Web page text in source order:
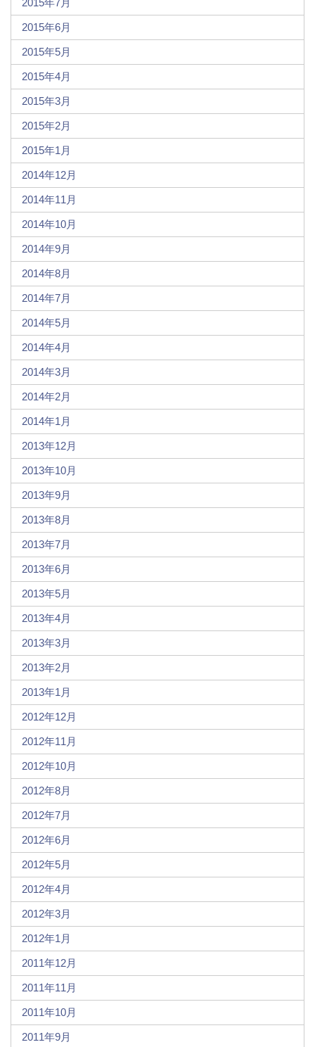
2015年6月
2015年5月
2015年4月
2015年3月
2015年2月
2015年1月
2014年12月
2014年11月
2014年10月
2014年9月
2014年8月
2014年7月
2014年5月
2014年4月
2014年3月
2014年2月
2014年1月
2013年12月
2013年10月
2013年9月
2013年8月
2013年7月
2013年6月
2013年5月
2013年4月
2013年3月
2013年2月
2013年1月
2012年12月
2012年11月
2012年10月
2012年8月
2012年7月
2012年6月
2012年5月
2012年4月
2012年3月
2012年1月
2011年12月
2011年11月
2011年10月
2011年9月